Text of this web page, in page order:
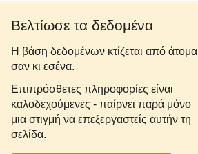
Βελτίωσε τα δεδομένα
Η βάση δεδομένων κτίζεται από άτομα
σαν κι εσένα.
Επιπρόσθετες πληροφορίες είναι
καλοδεχούμενες - παίρνει παρά μόνο
μια στιγμή να επεξεργαστείς αυτήν τη
σελίδα.